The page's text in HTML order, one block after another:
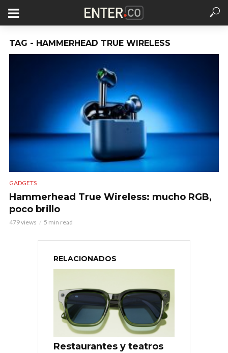
TAG - HAMMERHEAD TRUE WIRELESS
GADGETS
Hammerhead True Wireless: mucho RGB,
poco brillo
479 views 5 min read
RELACIONADOS
Restaurantes y teatros